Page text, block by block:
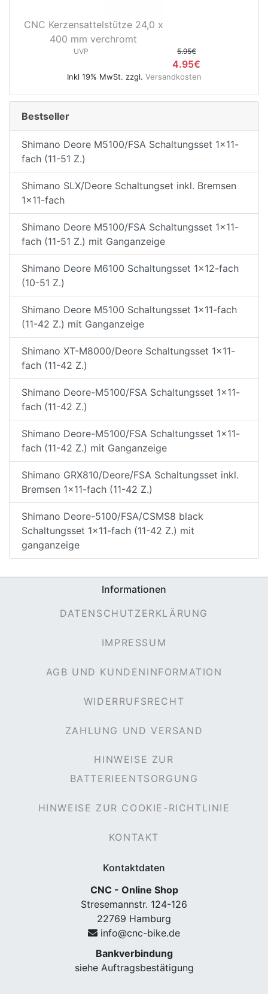
CNC Kerzensattelstütze 24,0 x
400 mm verchromt
UVP 5.95€
4.95€
Inkl 19% MwSt. zzgl. Versandkosten
Bestseller
Shimano Deore M5100/FSA Schaltungsset 1x11-
fach (11-51 Z.)
Shimano SLX/Deore Schaltungset inkl. Bremsen
1x11-fach
Shimano Deore M5100/FSA Schaltungsset 1x11-
fach (11-51 Z.) mit Ganganzeige
Shimano Deore M6100 Schaltungsset 1x12-fach
(10-51 Z.)
Shimano Deore M5100 Schaltungsset 1x11-fach
(11-42 Z.) mit Ganganzeige
Shimano XT-M8000/Deore Schaltungsset 1x11-
fach (11-42 Z.)
Shimano Deore-M5100/FSA Schaltungsset 1x11-
fach (11-42 Z.)
Shimano Deore-M5100/FSA Schaltungsset 1x11-
fach (11-42 Z.) mit Ganganzeige
Shimano GRX810/Deore/FSA Schaltungsset inkl.
Bremsen 1x11-fach (11-42 Z.)
Shimano Deore-5100/FSA/CSMS8 black
Schaltungsset 1x11-fach (11-42 Z.) mit
ganganzeige
Informationen
DATENSCHUTZERKLÄRUNG
IMPRESSUM
AGB UND KUNDENINFORMATION
WIDERRUFSRECHT
ZAHLUNG UND VERSAND
HINWEISE ZUR
BATTERIEENTSORGUNG
HINWEISE ZUR COOKIE-RICHTLINIE
KONTAKT
Kontaktdaten
CNC - Online Shop
Stresemannstr. 124-126
22769 Hamburg
info@cnc-bike.de
Bankverbindung
siehe Auftragsbestätigung